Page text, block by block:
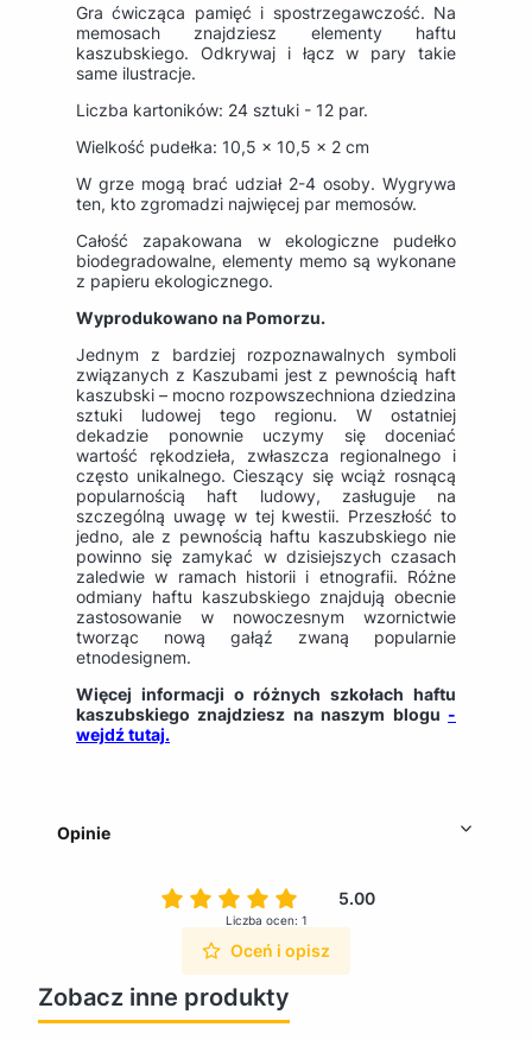
Gra ćwicząca pamięć i spostrzegawczość. Na
memosach znajdziesz elementy haftu
kaszubskiego. Odkrywaj i łącz w pary takie
same ilustracje.
Liczba kartoników: 24 sztuki - 12 par.
Wielkość pudełka: 10,5 x 10,5 x 2 cm
W grze mogą brać udział 2-4 osoby. Wygrywa
ten, kto zgromadzi najwięcej par memosów.
Całość zapakowana w ekologiczne pudełko
biodegradowalne, elementy memo są wykonane
z papieru ekologicznego.
Wyprodukowano na Pomorzu.
Jednym z bardziej rozpoznawalnych symboli
związanych z Kaszubami jest z pewnością haft
kaszubski – mocno rozpowszechniona dziedzina
sztuki ludowej tego regionu. W ostatniej
dekadzie ponownie uczymy się doceniać
wartość rękodzieła, zwłaszcza regionalnego i
często unikalnego. Cieszący się wciąż rosnącą
popularnością haft ludowy, zasługuje na
szczególną uwagę w tej kwestii. Przeszłość to
jedno, ale z pewnością haftu kaszubskiego nie
powinno się zamykać w dzisiejszych czasach
zaledwie w ramach historii i etnografii. Różne
odmiany haftu kaszubskiego znajdują obecnie
zastosowanie w nowoczesnym wzornictwie
tworząc nową gałąź zwaną popularnie
etnodesignem.
Więcej informacji o różnych szkołach haftu
kaszubskiego znajdziesz na naszym blogu -
wejdź tutaj.
Opinie
5.00
Liczba ocen: 1
Oceń i opisz
Zobacz inne produkty